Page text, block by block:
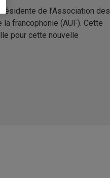
de l’Association des
francophonie (AUF). Cette
pour cette nouvelle